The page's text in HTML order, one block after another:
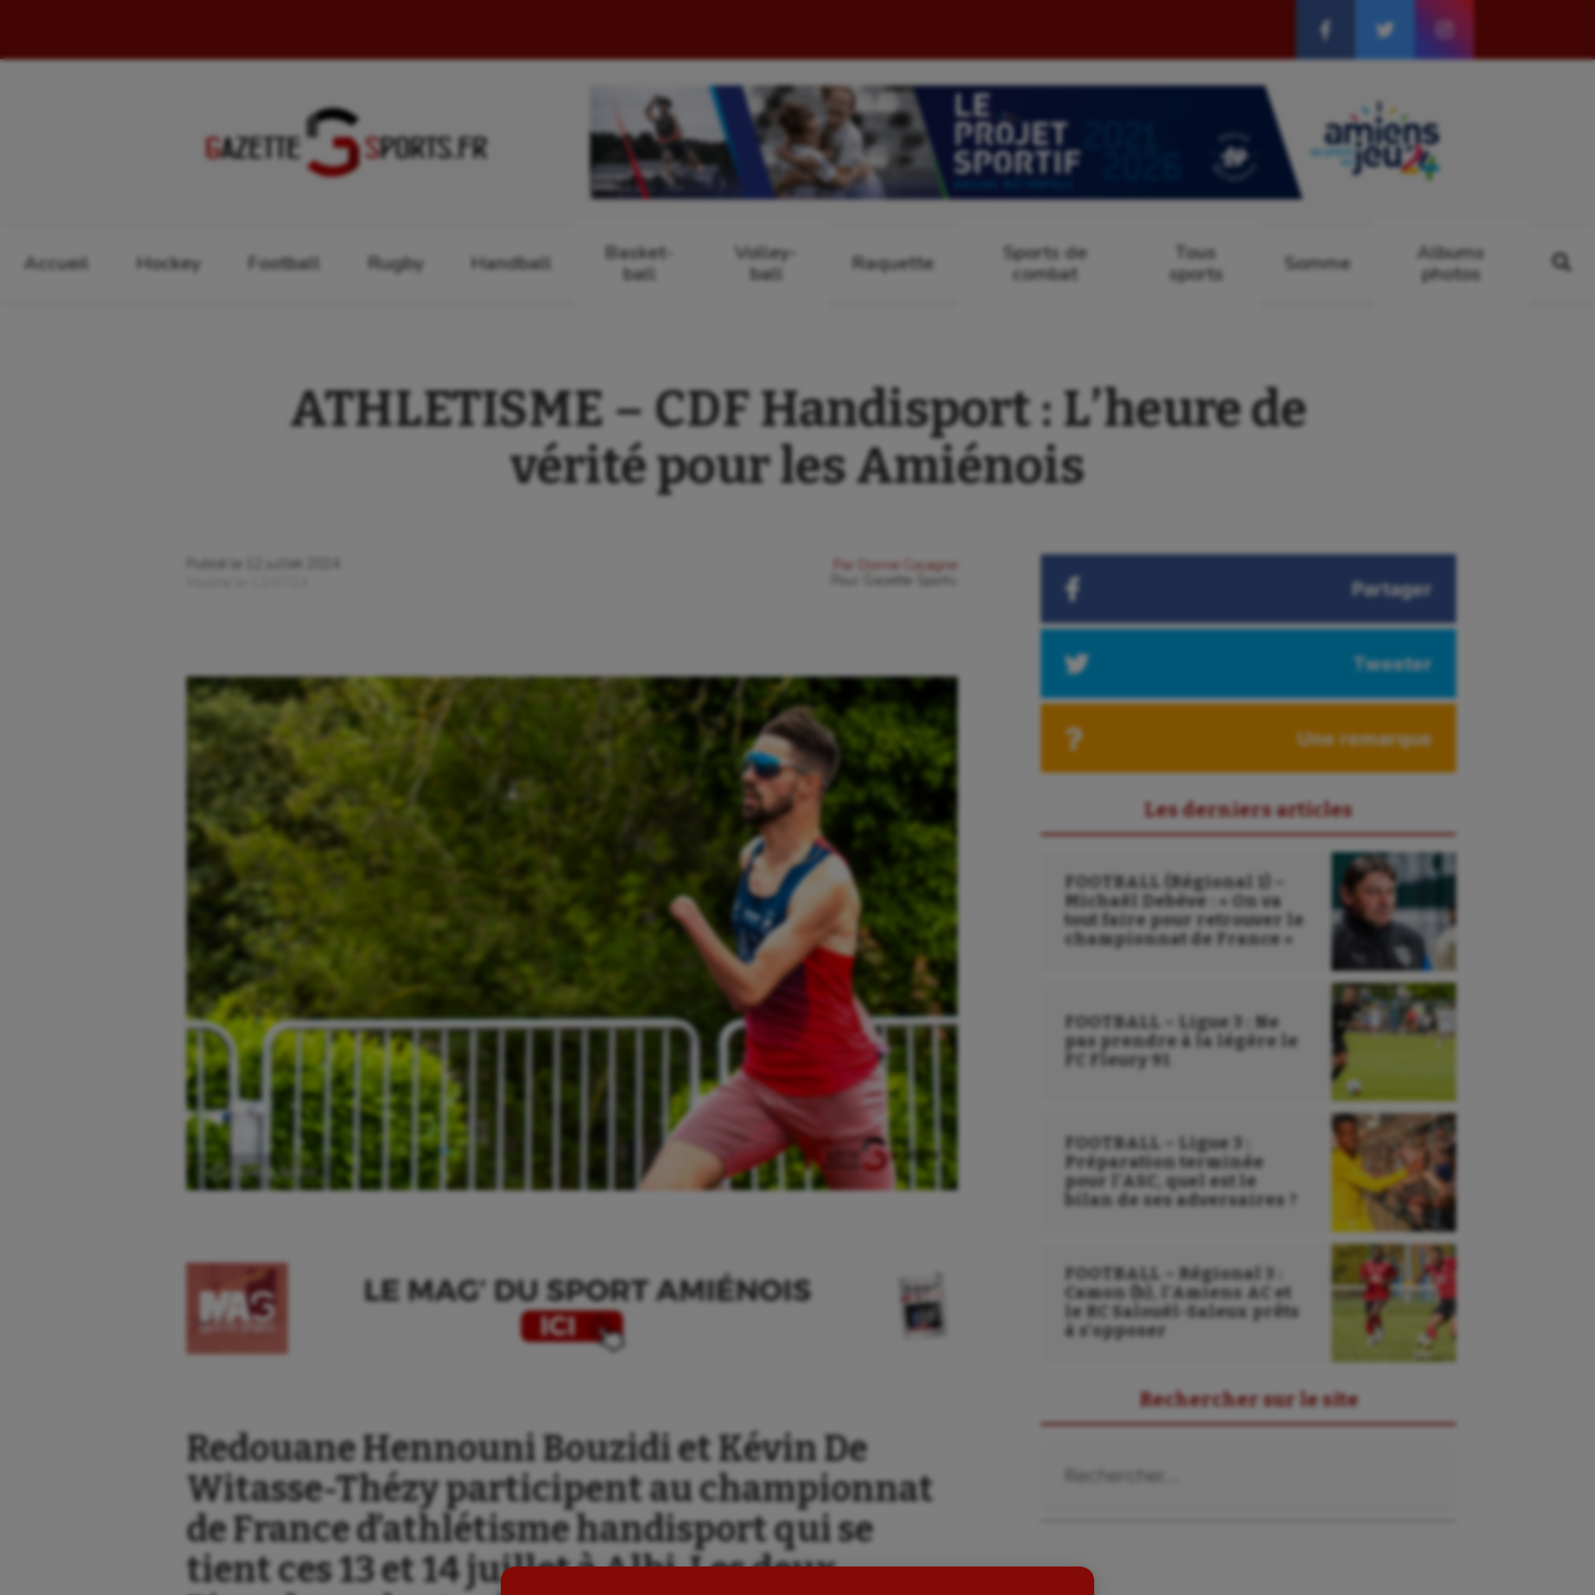
Accueil Hockey Football Rugby Handball
Basket-
ball
Volley-
ball
Raquette
Sports de
combat
Tous
sports
Somme
Albums
photos
Athlétisme
Auto
Aviron
Balle à la main
Equitation
Escalade
Escrime
Fitness
Korfbal
Longue paume
Moto
Sarbacane
Sauvetage sportif
Sport adapté
ATHLETISME – CDF Handisport : L’heure de
vérité pour les Amiénois
Publié le
12 juillet 2024
Par
Dorine Cocagne
Gazette Sports
Ⓒ Gazette Sports
Redouane Hennouni Bouzidi et Kévin De
Witasse-Thézy participent au championnat
de France d’athlétisme handisport qui se
tient ces 13 et 14 juillet à Albi. Les deux
Partager
Tweeter
Une remarque
Les derniers articles
FOOTBALL (Régional 1) –
Michaël Debève : « On va
tout faire pour retrouver le
championnat de France »
FOOTBALL – Ligue 3 : Ne
pas prendre à la légère le
FC Fleury 91
FOOTBALL – Ligue 3 :
Préparation terminée
pour l’ASC, quel est le
bilan de ses adversaires ?
FOOTBALL – Régional 3 :
Camon (b), l’Amiens AC et
le RC Salouël-Saleux prêts
à s’opposer
Rechercher sur le site